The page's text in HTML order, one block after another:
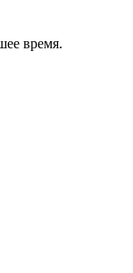
время.